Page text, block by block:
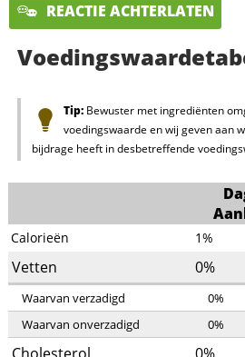
REACTIE ACHTERLATEN
Tip:Bewuster met ingrediënten
voedingswaarde en wij geven aan
bijdrage heeft in desbetreffende
Calorieën 1%
Vetten 0%
Waarvan verzadigd 0%
Waarvan onverzadigd
0%